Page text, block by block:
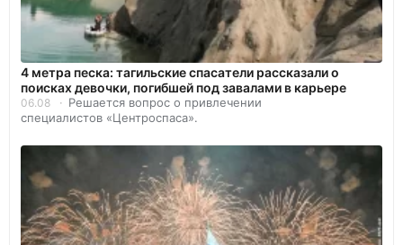
4 метра песка: тагильские спасатели рассказали о
поисках девочки, погибшей под завалами в карьере
06.08
Решается вопрос о привлечении
специалистов «Центроспаса».